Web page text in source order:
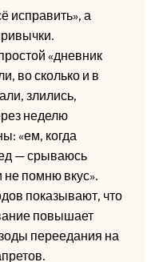
исправить», а
«дневник
во сколько и в
злились,
неделю
«ем, когда
— срываюсь
не помню вкус».
показывают, что
повышает
переедания на